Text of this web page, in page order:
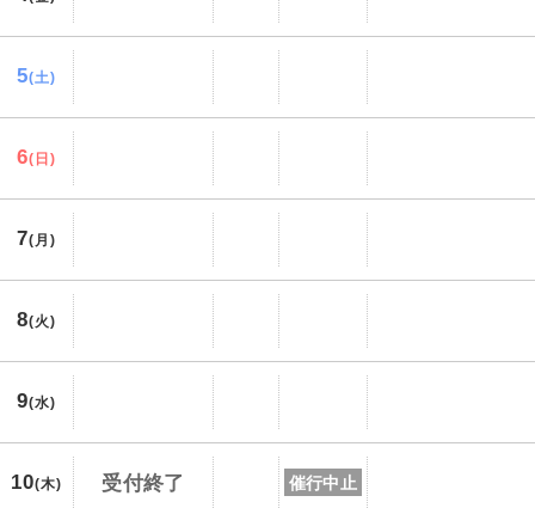
5(土)
6(日)
7(月)
8(火)
9(水)
10(木) 受付終了 催行中止